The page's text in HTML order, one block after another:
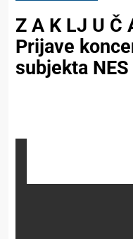
Z A K LJ U Č
Prijave
subjekta